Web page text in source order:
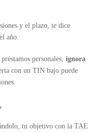
y el plazo, te dice
año.
personales, ignora
con un TIN bajo puede
tu objetivo con la TAE